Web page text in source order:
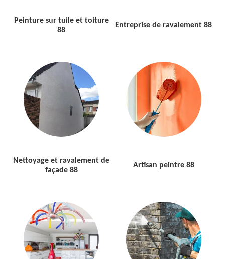
Peinture sur tuile et toiture
88
Entreprise de ravalement 88
Nettoyage et ravalement de
façade 88
Artisan peintre 88